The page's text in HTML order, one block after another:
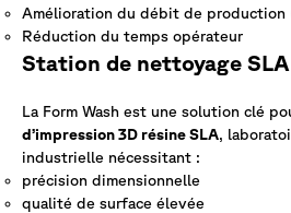
Amélioration du débit de production
Réduction du temps opérateur
Station de nettoyage
La Form Wash est une solution clé
d’impression 3D résine SLA,
industrielle nécessitant :
précision dimensionnelle
qualité de surface élevée